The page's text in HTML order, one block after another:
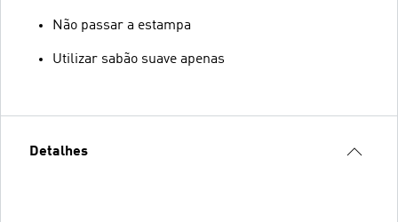
Não passar a estampa
Utilizar sabão suave apenas
Detalhes